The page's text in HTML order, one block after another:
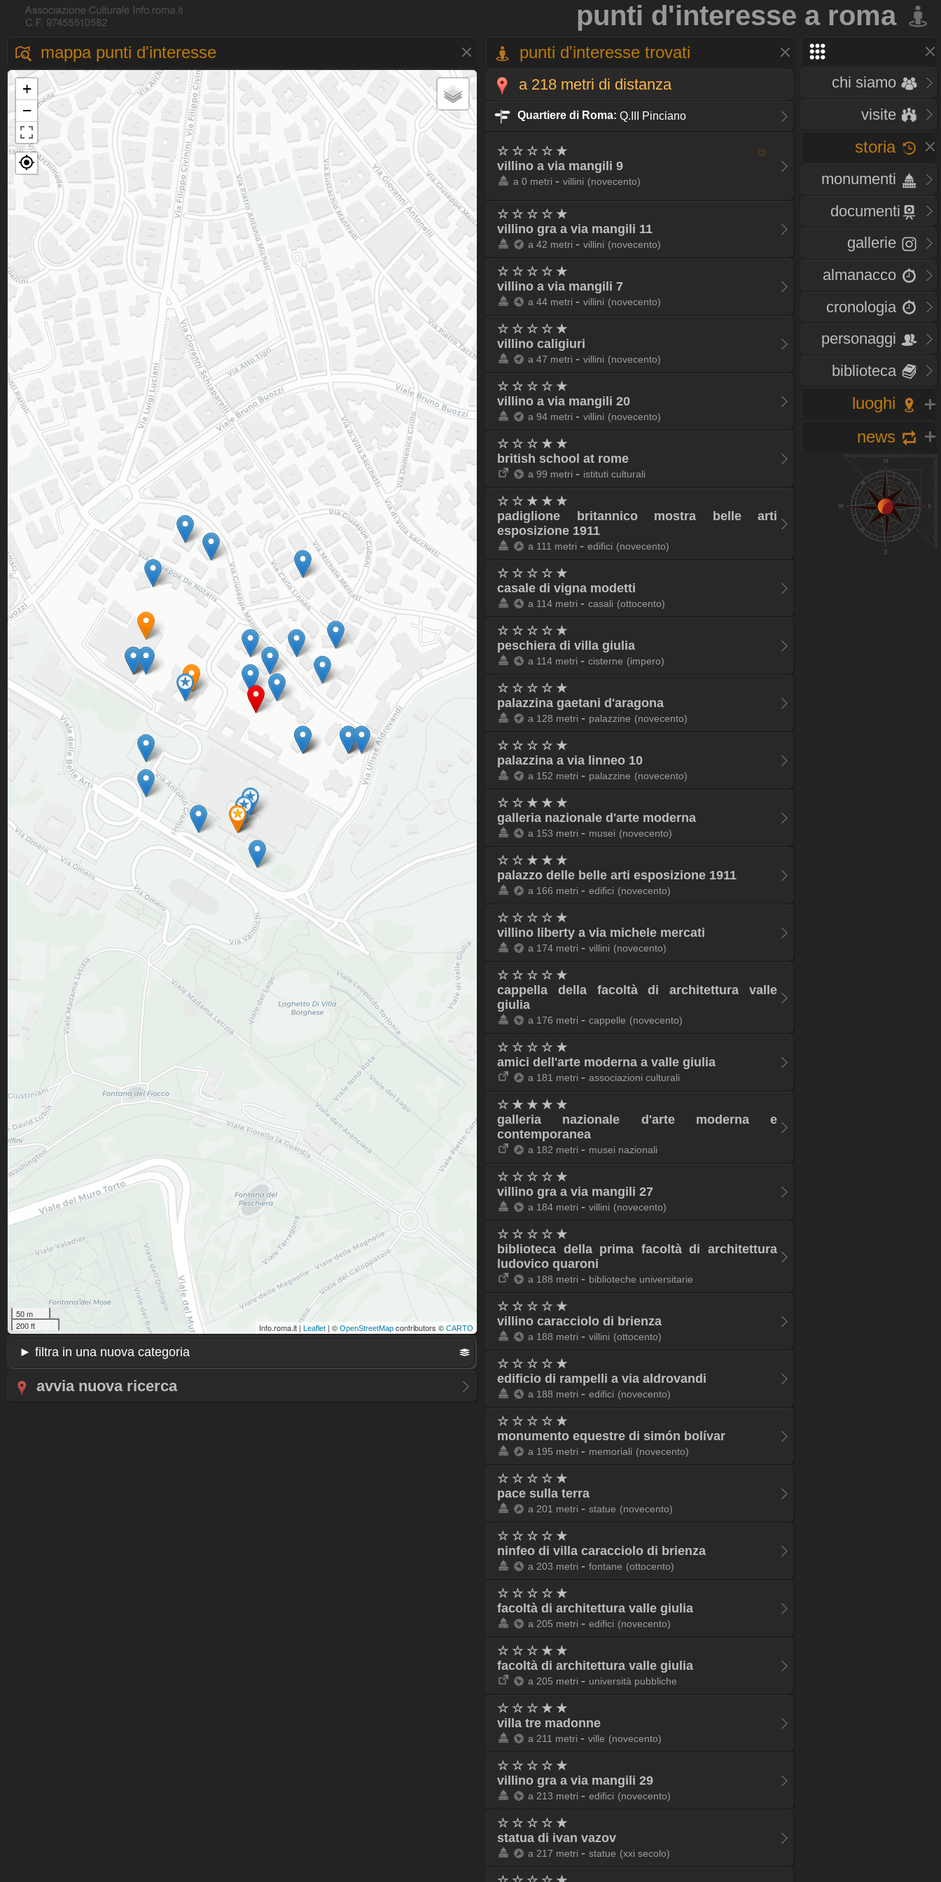
punti d'interesse a roma
chi siamo
visite
storia
monumenti
documenti
gallerie
almanacco
cronologia
personaggi
biblioteca
luoghi
news
mappa punti d'interesse
+
−
50 m
200 ft
Info.roma.it | Leaflet | © OpenStreetMap contributors © CARTO
avvia nuova ricerca
punti d'interesse trovati
a 218 metri di distanza
Quartiere di Roma: Q.III Pinciano
☆ ☆ ☆ ☆ ★
villino a via mangili 9
a 0 metri - villini (novecento)
☆ ☆ ☆ ☆ ★
villino gra a via mangili 11
a 42 metri - villini (novecento)
☆ ☆ ☆ ☆ ★
villino a via mangili 7
a 44 metri - villini (novecento)
☆ ☆ ☆ ☆ ★
villino caligiuri
a 47 metri - villini (novecento)
☆ ☆ ☆ ☆ ★
villino a via mangili 20
a 94 metri - villini (novecento)
☆ ☆ ☆ ★ ★
british school at rome
a 99 metri - istituti culturali
☆ ☆ ★ ★ ★
padiglione britannico mostra belle arti
esposizione 1911
a 111 metri - edifici (novecento)
☆ ☆ ☆ ☆ ★
casale di vigna modetti
a 114 metri - casali (ottocento)
☆ ☆ ☆ ☆ ★
peschiera di villa giulia
a 114 metri - cisterne (impero)
☆ ☆ ☆ ☆ ★
palazzina gaetani d'aragona
a 128 metri - palazzine (novecento)
☆ ☆ ☆ ☆ ★
palazzina a via linneo 10
a 152 metri - palazzine (novecento)
☆ ☆ ★ ★ ★
galleria nazionale d'arte moderna
a 153 metri - musei (novecento)
☆ ☆ ★ ★ ★
palazzo delle belle arti esposizione 1911
a 166 metri - edifici (novecento)
☆ ☆ ☆ ☆ ★
villino liberty a via michele mercati
a 174 metri - villini (novecento)
☆ ☆ ☆ ☆ ★
cappella della facoltà di architettura valle
giulia
a 176 metri - cappelle (novecento)
☆ ☆ ☆ ☆ ★
amici dell'arte moderna a valle giulia
a 181 metri - associazioni culturali
☆ ★ ★ ★ ★
galleria nazionale d'arte moderna e
contemporanea
a 182 metri - musei nazionali
☆ ☆ ☆ ☆ ★
villino gra a via mangili 27
a 184 metri - villini (novecento)
☆ ☆ ☆ ☆ ★
biblioteca della prima facoltà di architettura
ludovico quaroni
a 188 metri - biblioteche universitarie
☆ ☆ ☆ ☆ ★
villino caracciolo di brienza
a 188 metri - villini (ottocento)
☆ ☆ ☆ ☆ ★
edificio di rampelli a via aldrovandi
a 188 metri - edifici (novecento)
☆ ☆ ☆ ☆ ★
monumento equestre di simón bolívar
a 195 metri - memoriali (novecento)
☆ ☆ ☆ ☆ ★
pace sulla terra
a 201 metri - statue (novecento)
☆ ☆ ☆ ☆ ★
ninfeo di villa caracciolo di brienza
a 203 metri - fontane (ottocento)
☆ ☆ ☆ ☆ ★
facoltà di architettura valle giulia
a 205 metri - edifici (novecento)
☆ ☆ ☆ ★ ★
facoltà di architettura valle giulia
a 205 metri - università pubbliche
☆ ☆ ☆ ★ ★
villa tre madonne
a 211 metri - ville (novecento)
☆ ☆ ☆ ☆ ★
villino gra a via mangili 29
a 213 metri - edifici (novecento)
☆ ☆ ☆ ☆ ★
statua di ivan vazov
a 217 metri - statue (xxi secolo)